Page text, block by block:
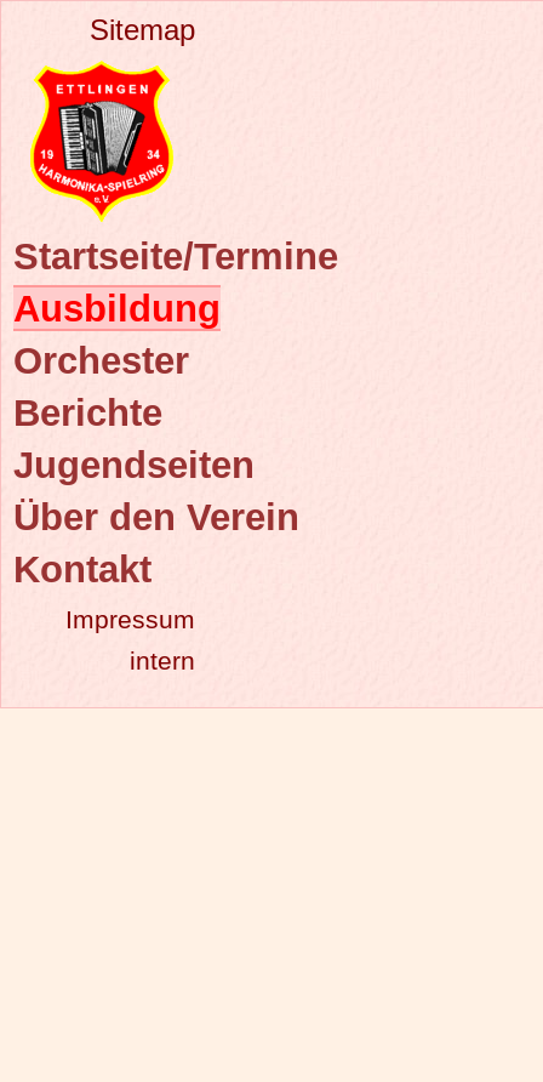
Sitemap
Startseite/Termine
Ausbildung
Orchester
Berichte
Jugendseiten
Über den Verein
Kontakt
Impressum
intern